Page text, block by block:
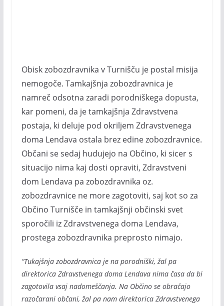
Obisk zobozdravnika v Turnišču je postal misija
nemogoče. Tamkajšnja zobozdravnica je
namreč odsotna zaradi porodniškega dopusta,
kar pomeni, da je tamkajšnja Zdravstvena
postaja, ki deluje pod okriljem Zdravstvenega
doma Lendava ostala brez edine zobozdravnice.
Občani se sedaj hudujejo na Občino, ki sicer s
situacijo nima kaj dosti opraviti, Zdravstveni
dom Lendava pa zobozdravnika oz.
zobozdravnice ne more zagotoviti, saj kot so za
Občino Turnišče in tamkajšnji občinski svet
sporočili iz Zdravstvenega doma Lendava,
prostega zobozdravnika preprosto nimajo.
“Tukajšnja zobozdravnica je na porodniški, žal pa
direktorica Zdravstvenega doma Lendava nima časa da bi
zagotovila vsaj nadomeščanja. Na Občino se obračajo
razočarani občani, žal pa nam direktorica Zdravstvenega